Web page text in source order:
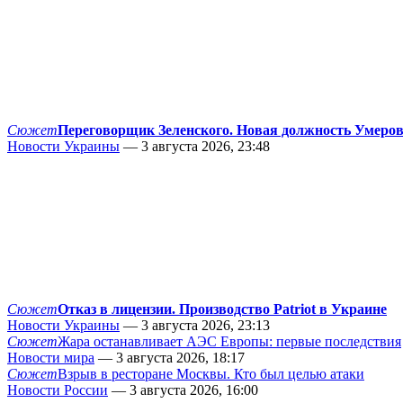
СюжетПереговорщик Зеленского. Новая должность
Новости Украины — 3 августа 2026, 23:48
СюжетОтказ в лицензии. Производство Patriot в Украине
Новости Украины — 3 августа 2026, 23:13
СюжетЖара останавливает АЭС Европы: первые последствия
Новости мира — 3 августа 2026, 18:17
СюжетВзрыв в ресторане Москвы. Кто был целью атаки
Новости России — 3 августа 2026, 16:00